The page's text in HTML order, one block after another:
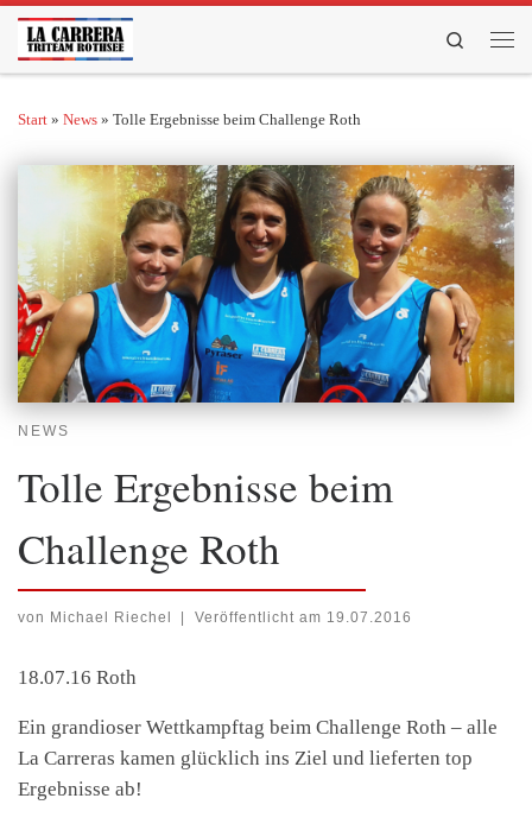
Zum Inhalt springen
Search
Start » News » Tolle Ergebnisse beim Challenge Roth
NEWS
Tolle Ergebnisse beim
Challenge Roth
von Michael Riechel Veröffentlicht am 19.07.2016
18.07.16 Roth
Ein grandioser Wettkampftag beim Challenge Roth – alle
La Carreras kamen glücklich ins Ziel und lieferten top
Ergebnisse ab!